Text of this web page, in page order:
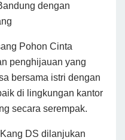
dengan
Pohon Cinta
penghijauan yang
bersama istri dengan
di lingkungan kantor
secara serempak.
DS dilanjukan